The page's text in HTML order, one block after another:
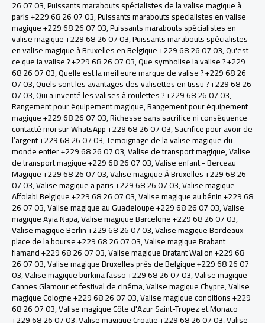
26 07 03,Puissants marabouts spécialistes de la valise magique à
paris +229 68 26 07 03,Puissants marabouts specialistes en valise
magique +229 68 26 07 03,Puissants marabouts spécialistes en
valise magique +229 68 26 07 03,Puissants marabouts spécialistes
en valise magique à Bruxelles en Belgique +229 68 26 07 03,Qu'est-
ce que la valise ? +229 68 26 07 03,Que symbolise la valise ? +229
68 26 07 03,Quelle est la meilleure marque de valise ? +229 68 26
07 03,Quels sont les avantages des valisettes en tissu ? +229 68 26
07 03,Qui a inventé les valises à roulettes ? +229 68 26 07 03,
Rangement pour équipement magique,Rangement pour équipement
magique +229 68 26 07 03,Richesse sans sacrifice ni conséquence
contacté moi sur WhatsApp +229 68 26 07 03,Sacrifice pour avoir de
l’argent +229 68 26 07 03,Temoignage de la valise magique du
monde entier +229 68 26 07 03,Valise de transport magique,Valise
de transport magique +229 68 26 07 03,Valise enfant - Berceau
Magique +229 68 26 07 03,Valise magique À Bruxelles +229 68 26
07 03,Valise magique a paris +229 68 26 07 03,Valise magique
Affolabi Belgique +229 68 26 07 03,Valise magique au bénin +229 68
26 07 03,Valise magique au Guadeloupe +229 68 26 07 03,Valise
magique Ayia Napa,Valise magique Barcelone +229 68 26 07 03,
Valise magique Berlin +229 68 26 07 03,Valise magique Bordeaux
place de la bourse +229 68 26 07 03,Valise magique Brabant
flamand +229 68 26 07 03,Valise magique Bratant Wallon +229 68
26 07 03,Valise magique Bruxelles près de Belgique +229 68 26 07
03,Valise magique burkina fasso +229 68 26 07 03,Valise magique
Cannes Glamour et festival de cinéma,Valise magique Chypre,Valise
magique Cologne +229 68 26 07 03,Valise magique conditions +229
68 26 07 03,Valise magique Côte d'Azur Saint-Tropez et Monaco